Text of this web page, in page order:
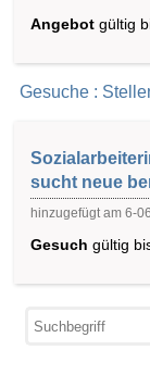
Angebot gültig
Gesuche :
sucht neue
hinzugefügt am 6-
Gesuch gültig